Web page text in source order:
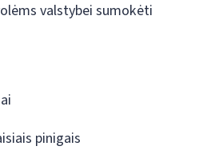
valstybei sumokėti
pinigais